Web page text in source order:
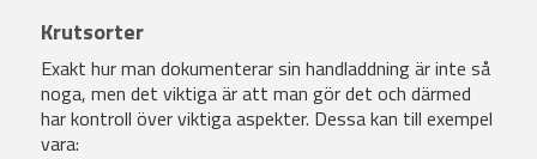
Krutsorter
Exakt hur man dokumenterar sin handladdning är inte så
noga, men det viktiga är att man gör det och därmed
har kontroll över viktiga aspekter. Dessa kan till exempel
vara: